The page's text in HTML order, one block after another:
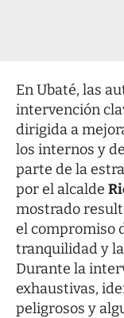
En Ubaté, las
intervención
dirigida a
los internos y
parte de la
por el alcalde
mostrado
el compromiso
tranquilidad y
Durante la
exhaustivas,
peligrosos y